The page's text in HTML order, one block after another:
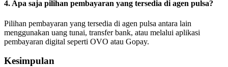
4. Apa saja pilihan pembayaran yang tersedia di agen pulsa?
Pilihan pembayaran yang tersedia di agen pulsa antara lain
menggunakan uang tunai, transfer bank, atau melalui aplikasi
pembayaran digital seperti OVO atau Gopay.
Kesimpulan